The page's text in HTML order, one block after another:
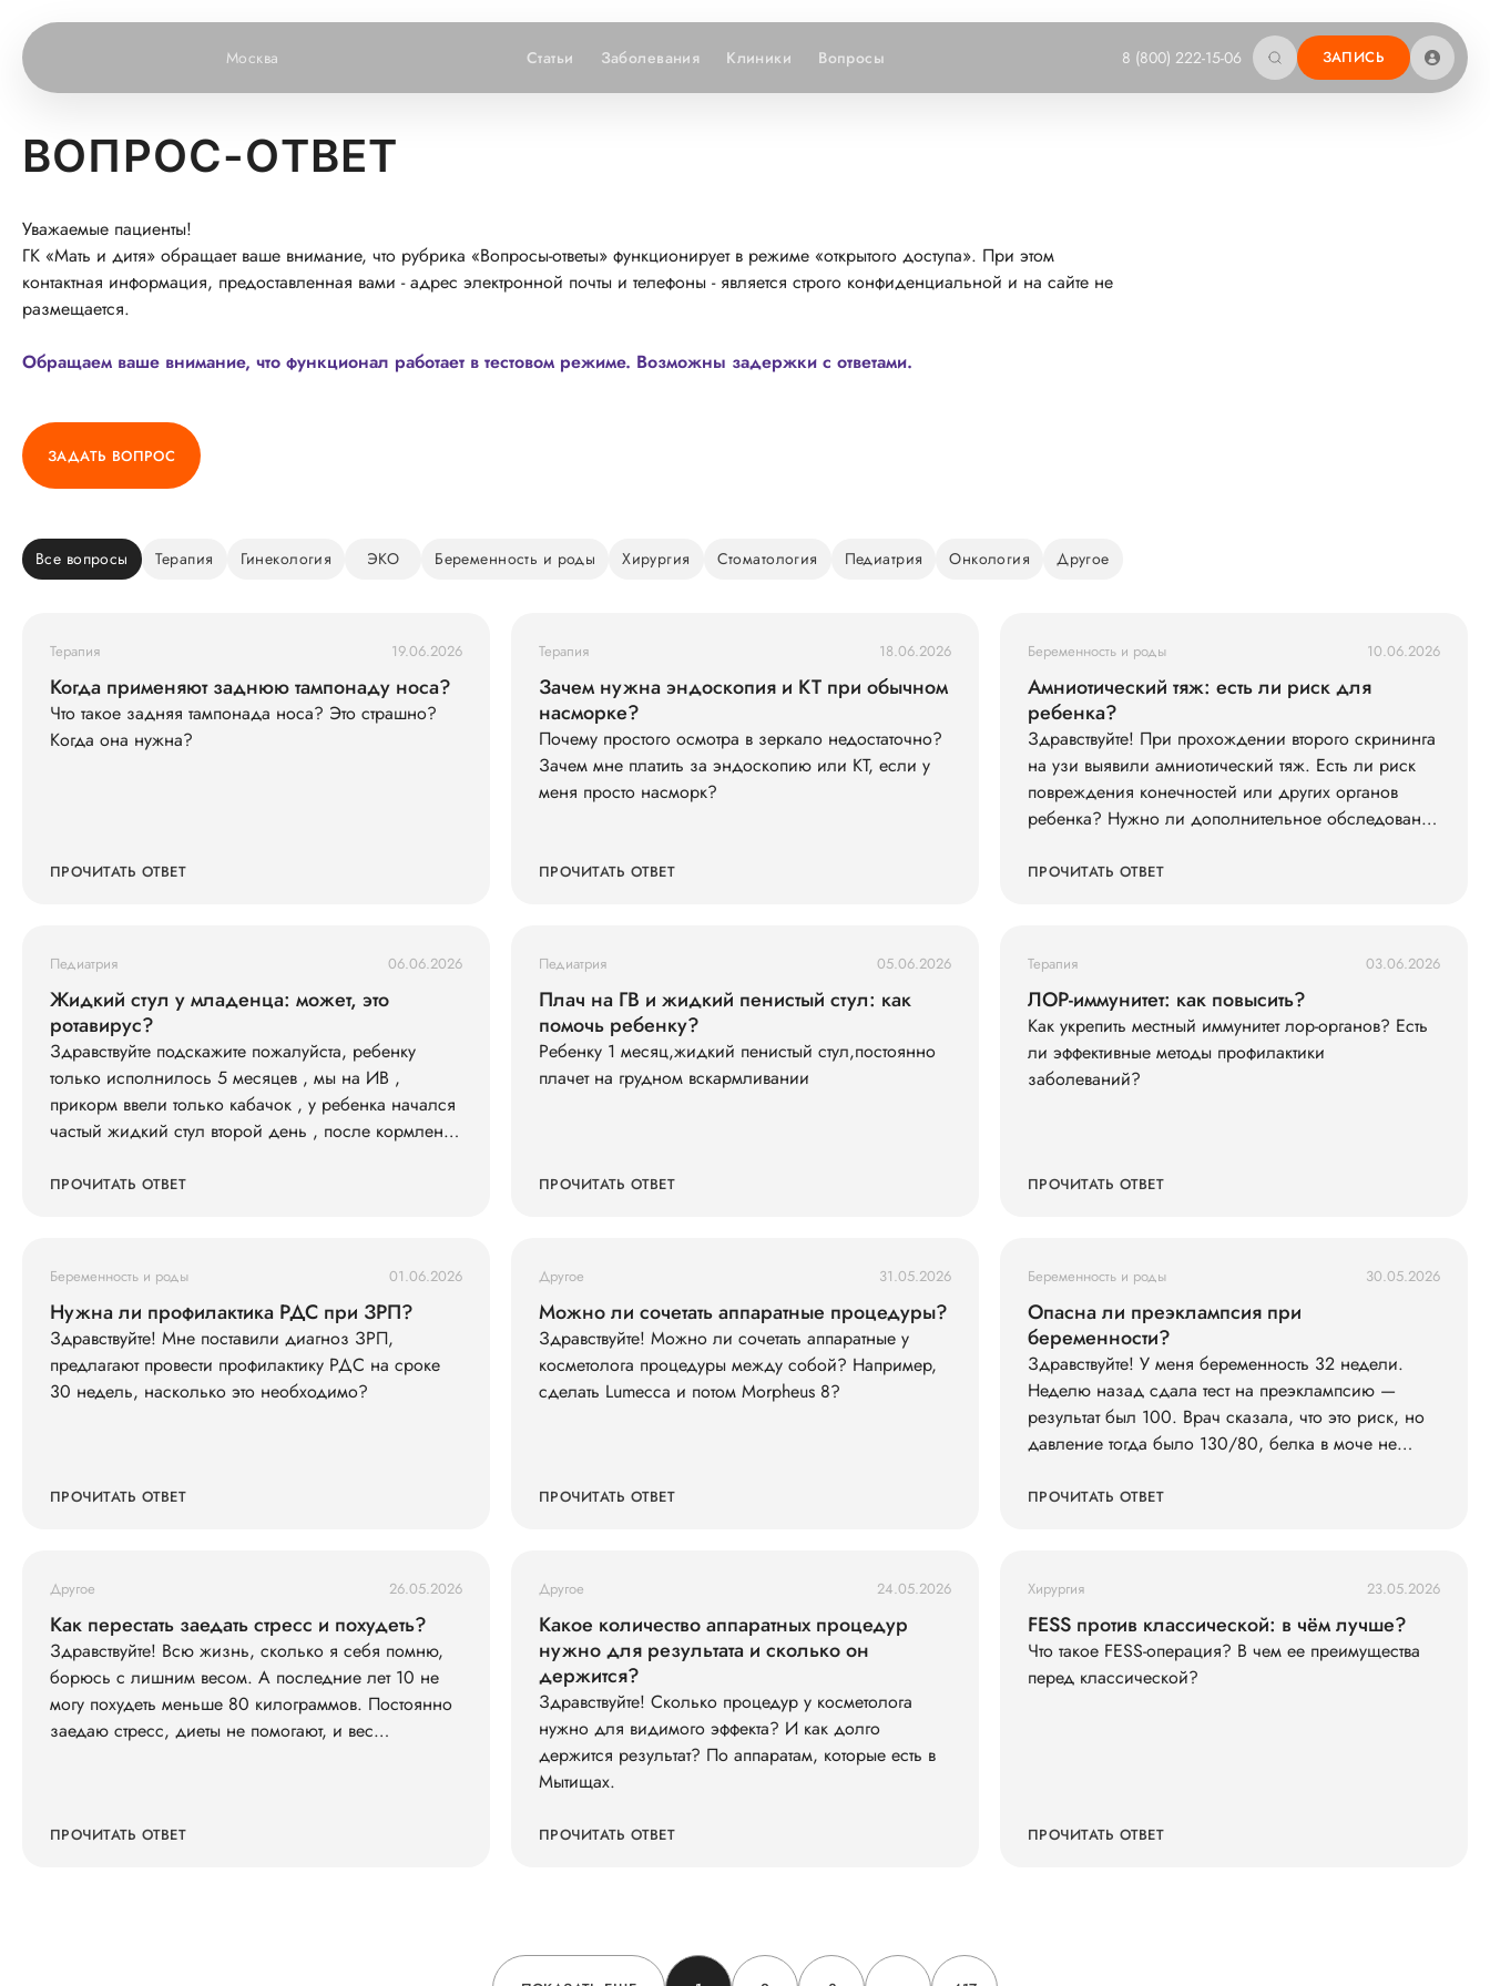
Москва Статьи Заболевания Клиники Вопросы 8 (800) 222-15-06 ЗАПИСЬ
ВОПРОС-ОТВЕТ
Уважаемые пациенты!
ГК «Мать и дитя» обращает ваше внимание, что рубрика «Вопросы-ответы» функционирует в режиме «открытого доступа». При этом
контактная информация, предоставленная вами - адрес электронной почты и телефоны - является строго конфиденциальной и на сайте не
размещается.
Обращаем ваше внимание, что функционал работает в тестовом режиме. Возможны задержки с ответами.
ЗАДАТЬ ВОПРОС
Все вопросы Терапия Гинекология ЭКО Беременность и роды Хирургия Стоматология Педиатрия Онкология Другое
Терапия 19.06.2026
Когда применяют заднюю тампонаду носа?
Что такое задняя тампонада носа? Это страшно?
Когда она нужна?
ПРОЧИТАТЬ ОТВЕТ
Терапия 18.06.2026
Зачем нужна эндоскопия и КТ при обычном
насморке?
Почему простого осмотра в зеркало недостаточно?
Зачем мне платить за эндоскопию или КТ, если у
меня просто насморк?
ПРОЧИТАТЬ ОТВЕТ
Беременность и роды 10.06.2026
Амниотический тяж: есть ли риск для
ребенка?
Здравствуйте! При прохождении второго скрининга
на узи выявили амниотический тяж. Есть ли риск
повреждения конечностей или других органов
ребенка? Нужно ли дополнительное обследование
ПРОЧИТАТЬ ОТВЕТ
Педиатрия 06.06.2026
Жидкий стул у младенца: может, это
ротавирус?
Здравствуйте подскажите пожалуйста, ребенку
только исполнилось 5 месяцев , мы на ИВ ,
прикорм ввели только кабачок , у ребенка начался
частый жидкий стул второй день , после кормления
сутки съедает , , и кушать не простит , раньше
ротовирус из садика , может ли это быть ротовирус
у младшего , и как его лечить . Анализы сдавали ,
кровь хорошая сказали только гемоглобин
понижен , подскажите что делать ?
ПРОЧИТАТЬ ОТВЕТ
Педиатрия 05.06.2026
Плач на ГВ и жидкий пенистый стул: как
помочь ребенку?
Ребенку 1 месяц,жидкий пенистый стул,постоянно
плачет на грудном вскармливании
ПРОЧИТАТЬ ОТВЕТ
Терапия 03.06.2026
ЛОР-иммунитет: как повысить?
Как укрепить местный иммунитет лор-органов? Есть
ли эффективные методы профилактики
заболеваний?
ПРОЧИТАТЬ ОТВЕТ
Беременность и роды 01.06.2026
Нужна ли профилактика РДС при ЗРП?
Здравствуйте! Мне поставили диагноз ЗРП,
предлагают провести профилактику РДС на сроке
30 недель, насколько это необходимо?
ПРОЧИТАТЬ ОТВЕТ
Другое 31.05.2026
Можно ли сочетать аппаратные процедуры?
Здравствуйте! Можно ли сочетать аппаратные у
косметолога процедуры между собой? Например,
сделать Lumecca и потом Morpheus 8?
ПРОЧИТАТЬ ОТВЕТ
Беременность и роды 30.05.2026
Опасна ли преэклампсия при
беременности?
Здравствуйте! У меня беременность 32 недели.
Неделю назад сдала тест на преэклампсию —
результат был 100. Врач сказала, что это риск, но
давление тогда было 130/80, белка в моче не
(кольца жмут), голова побаливает, но терпимо,
ПРОЧИТАТЬ ОТВЕТ
Другое 26.05.2026
Как перестать заедать стресс и похудеть?
Здравствуйте! Всю жизнь, сколько я себя помню,
борюсь с лишним весом. А последние лет 10 не
могу похудеть меньше 80 килограммов. Постоянно
заедаю стресс, диеты не помогают, и вес
ПРОЧИТАТЬ ОТВЕТ
Другое 24.05.2026
Какое количество аппаратных процедур
нужно для результата и сколько он
держится?
Здравствуйте! Сколько процедур у косметолога
нужно для видимого эффекта? И как долго
держится результат? По аппаратам, которые есть в
Мытищах.
ПРОЧИТАТЬ ОТВЕТ
Хирургия 23.05.2026
FESS против классической: в чём лучше?
Что такое FESS-операция? В чем ее преимущества
перед классической?
ПРОЧИТАТЬ ОТВЕТ